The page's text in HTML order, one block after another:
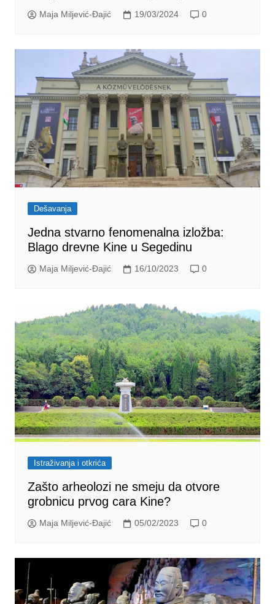
Maja Miljević-Đajić 19/03/2024 0
Dešavanja
Jedna stvarno fenomenalna izložba:
Blago drevne Kine u Segedinu
Maja Miljević-Đajić 16/10/2023 0
Istraživanja i otkrića
Zašto arheolozi ne smeju da otvore
grobnicu prvog cara Kine?
Maja Miljević-Đajić 05/02/2023 0